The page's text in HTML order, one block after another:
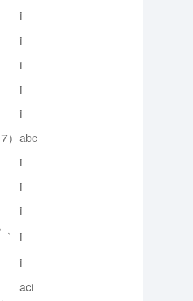
i
i
i
i
i
abc
i
i
i
i
i
aci